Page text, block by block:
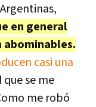
en general
abominables.
casi una
que se me
me robó